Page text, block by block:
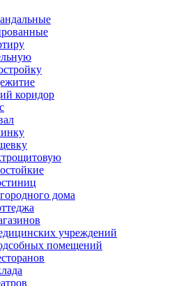
коридор
дома
учреждений
помещений